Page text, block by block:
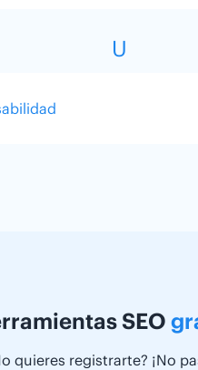
U
SEO
quieres registrarte? ¡No